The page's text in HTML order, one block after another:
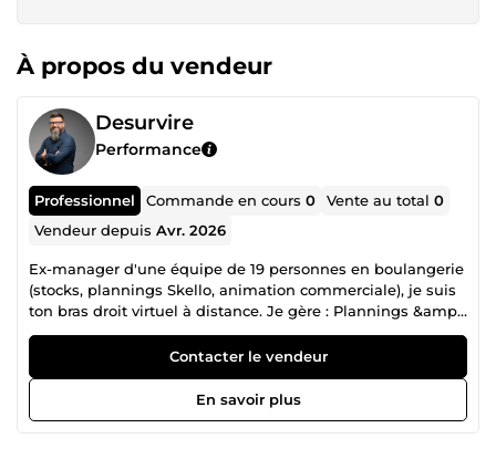
À propos du vendeur
Desurvire
Performance
Professionnel Commande en cours0 Vente au total0
Vendeur depuisAvr. 2026
Ex-manager d'une équipe de 19 personnes en boulangerie
(stocks, plannings Skello, animation commerciale), je suis
ton bras droit virtuel à distance. Je gère : Plannings &amp;
agenda (Skello, Google Calendar) Stocks &amp; inventaire
(Excel, réception/expédition, contrôle qualité) Relances
clients, admin ventes, RDV Support commercial léger
Télétravail total, 15-20 h/semaine max. Rigoureux,
pédagogue, résultats rapides. Dispo immédiate – on
Contacter le vendeur
En savoir plus